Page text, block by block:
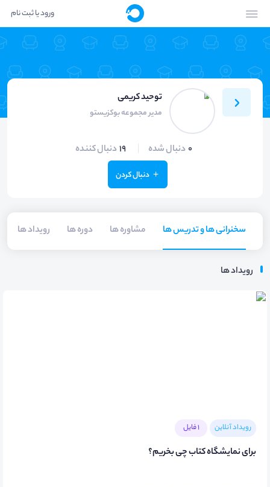
ورود یا ثبت نام
توحید کریمی
مدیر مجموعه بوکزیستو
0 دنبال شده 19 دنبال کننده
دنبال کردن
سخنرانی ها و تدریس ها مشاوره ها دوره ها رویداد ها
رویداد ها
رویداد آنلاین 1 فایل
برای نمایشگاه کتاب چی بخریم؟